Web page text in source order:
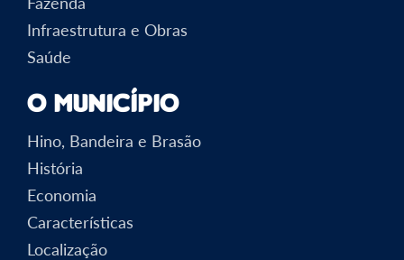
Infraestrutura e Obras
Saúde
O Município
Hino, Bandeira e Brasão
História
Economia
Características
Localização